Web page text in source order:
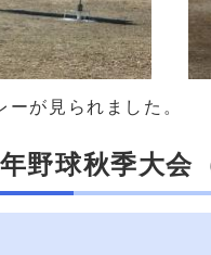
が見られました。
野球秋季大会